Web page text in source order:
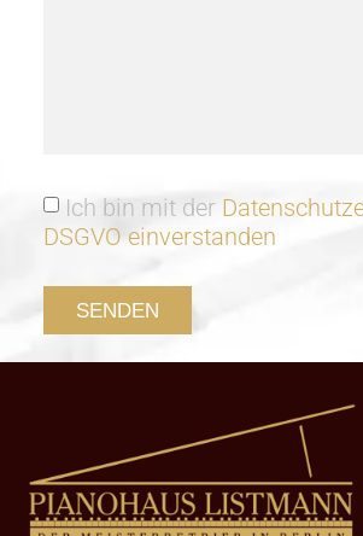
Ich bin mit der
DSGVO einverstanden
SENDEN